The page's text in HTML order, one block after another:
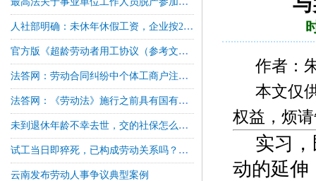
人社部明确：未休年休假工资，企业按21.75天折算，事业单位按261天折算
官方版《超龄劳动者用工协议（参考文本）》发布！
法答网：劳动合同纠纷中个体工商户注销，起诉经营者是否需要劳动仲裁前置
法答网：《劳动法》施行之前具有国有企业性质的单位，如邮电局等招用的劳动者请求人民法院确认劳动关系是否属于民事案件审理的范围
未到退休年龄不幸去世，交的社保怎么办？人社部答复！
试工当日即猝死，已构成劳动关系吗？高院再审！
云南发布劳动人事争议典型案例
作者
本文仅
权益，烦
实习
动的延伸